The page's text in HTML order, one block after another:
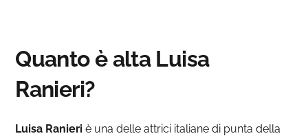
Quanto è alta Luisa
Ranieri?
Luisa Ranieriè una delle attrici italiane di punta della